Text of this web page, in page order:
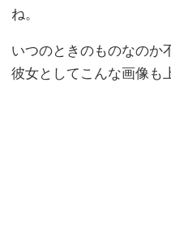
ね。
いつのときのものなのか
彼女としてこんな画像も